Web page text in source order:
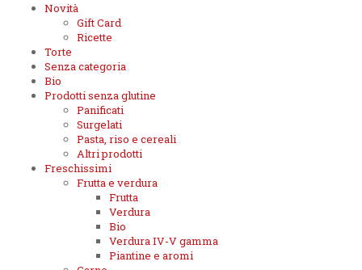
Novità
Gift Card
Ricette
Torte
Senza categoria
Bio
Prodotti senza glutine
Panificati
Surgelati
Pasta, riso e cereali
Altri prodotti
Freschissimi
Frutta e verdura
Frutta
Verdura
Bio
Verdura IV-V gamma
Piantine e aromi